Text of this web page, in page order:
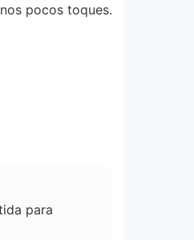
pocos toques.
para